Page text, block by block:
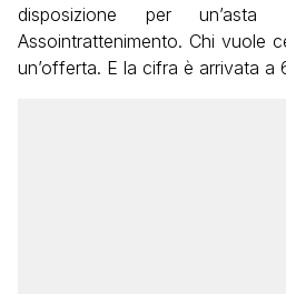
disposizione per
Assointrattenimento. Chi vuole
un’offerta. E la cifra è arrivata a